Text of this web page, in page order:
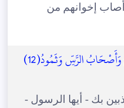
أصاب إخوانهم من
الرَّسِّ وَثَمُودُ(12)
بك - أيها الرسول -